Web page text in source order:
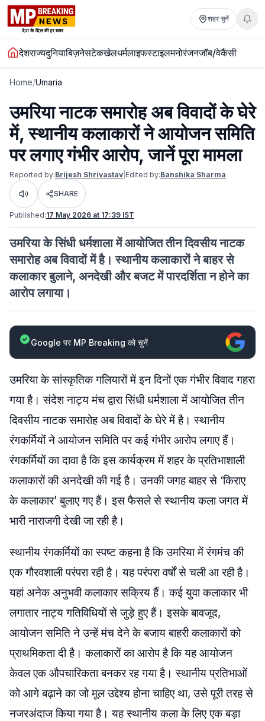
शहर चुनें
देशराज्यदुनियाबिज़नेसटेकखेलधर्मलाइफस्टाइलमनोरंजनजॉब/वेकैंसी
Home/Umaria
उमरिया नाटक समारोह अब विवादों के घेरे
में, स्थानीय कलाकारों ने आयोजन समिति
पर लगाए गंभीर आरोप, जानें पूरा मामला
Reported by:Brijesh Shrivastav Edited by:Banshika Sharma
Listen SHARE
Published:17 May 2026 at 17:39 IST
उमरिया के सिंधी धर्मशाला में आयोजित तीन दिवसीय नाटक
समारोह अब विवादों में है। स्थानीय कलाकारों ने बाहर से
कलाकार बुलाने, अनदेखी और बजट में पारदर्शिता न होने का
आरोप लगाया।
Google पर MP Breaking को चुनें
उमरिया के सांस्कृतिक गलियारों में इन दिनों एक गंभीर विवाद गहरा
गया है। संदेश नाट्य मंच द्वारा सिंधी धर्मशाला में आयोजित तीन
दिवसीय नाटक समारोह अब विवादों के घेरे में है। स्थानीय
रंगकर्मियों ने आयोजन समिति पर कई गंभीर आरोप लगाए हैं।
रंगकर्मियों का दावा है कि इस कार्यक्रम में शहर के प्रतिभाशाली
कलाकारों की अनदेखी की गई है। उनकी जगह बाहर से ‘किराए
के कलाकार’ बुलाए गए हैं। इस फैसले से स्थानीय कला जगत में
भारी नाराजगी देखी जा रही है।
स्थानीय रंगकर्मियों का स्पष्ट कहना है कि उमरिया में रंगमंच की
एक गौरवशाली परंपरा रही है। यह परंपरा वर्षों से चली आ रही है।
यहां अनेक अनुभवी कलाकार सक्रिय हैं। कई युवा कलाकार भी
लगातार नाट्य गतिविधियों से जुड़े हुए हैं। इसके बावजूद,
आयोजन समिति ने उन्हें मंच देने के बजाय बाहरी कलाकारों को
प्राथमिकता दी है। कलाकारों का आरोप है कि यह आयोजन
केवल एक औपचारिकता बनकर रह गया है। स्थानीय प्रतिभाओं
को आगे बढ़ाने का जो मूल उद्देश्य होना चाहिए था, उसे पूरी तरह से
नजरअंदाज किया गया है। यह स्थानीय कला के लिए एक बड़ा